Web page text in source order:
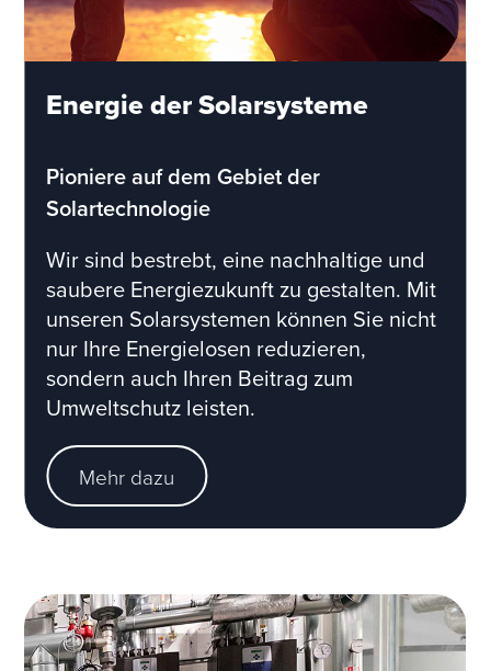
Energie der Solarsysteme
Pioniere auf dem Gebiet der
Solartechnologie
Wir sind bestrebt, eine nachhaltige und
saubere Energiezukunft zu gestalten. Mit
unseren Solarsystemen können Sie nicht
nur Ihre Energielosen reduzieren,
sondern auch Ihren Beitrag zum
Umweltschutz leisten.
Mehr dazu